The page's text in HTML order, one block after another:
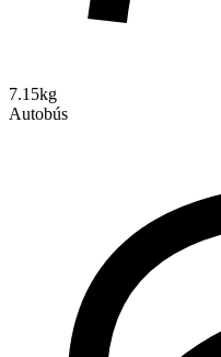
7.15kg
Autobús